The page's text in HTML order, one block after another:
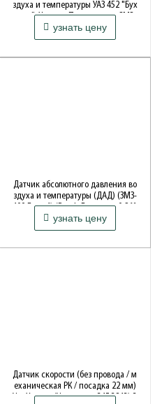
здуха и температуры УАЗ 452 "Бух
анка", Хантер, Патриот с дв. ЗМЗ-
409 ЕВРО-4 (Bosch 0 261 230 217)
Производитель: BOSCH, Германия
узнать цену
Датчик абсолютного давления во
здуха и температуры (ДАД) (ЗМЗ-
409 Евро 4) (Bosch Германия 0 261
230 217) 40905.3829010
узнать цену
Датчик скорости (без провода / м
еханическая РК / посадка 22 мм)
Уаз Хантер (Ульяновск 345.3843) 3